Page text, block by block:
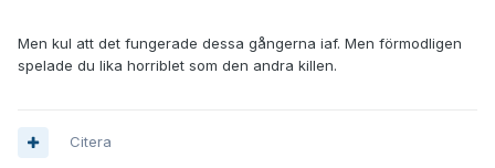
Men kul att det fungerade dessa gångerna iaf. Men förmodligen
spelade du lika horriblet som den andra killen.
Citera